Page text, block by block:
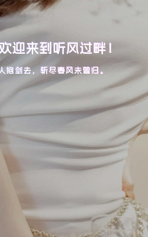
迎来到听风过畔！
抱剑去，斩尽春风未曾归。